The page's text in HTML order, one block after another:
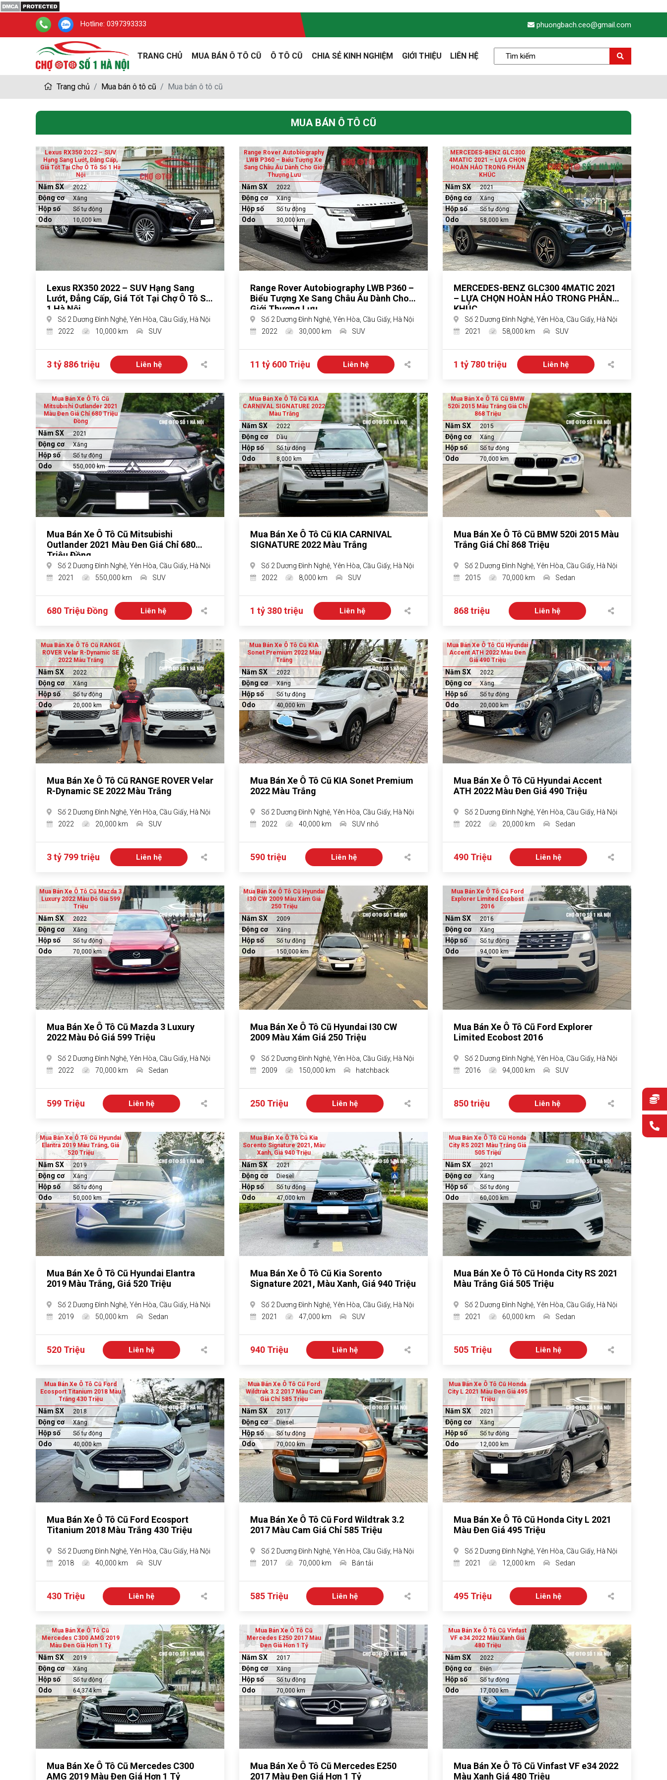
Hotline: 0397393333 phuongbach.ceo@gmail.com
TRANG CHỦ MUA BÁN Ô TÔ CŨ Ô TÔ CŨ CHIA SẺ KINH NGHIỆM GIỚI THIỆU LIÊN HỆ
Trang chủ Mua bán ô tô cũ Mua bán ô tô cũ
MUA BÁN Ô TÔ CŨ
Lexus RX350 2022 – SUV
Hạng Sang Lướt, Đẳng Cấp,
Giá Tốt Tại Chợ Ô Tô Số 1 Hà
Nội
Năm SX 2022
Động cơ Xăng
Hộp số Số tự động
Odo 10,000 km
Lexus RX350 2022 – SUV Hạng Sang
Lướt, Đẳng Cấp, Giá Tốt Tại Chợ Ô Tô Số
1 Hà Nội
Số 2 Dương Đình Nghệ, Yên Hòa, Cầu Giấy, Hà Nội
2022
10,000 km SUV
3 tỷ 886 triệu Liên hệ
Range Rover Autobiography
LWB P360 – Biểu Tượng Xe
Sang Châu Âu Dành Cho Giới
Thượng Lưu
Năm SX 2022
Động cơ Xăng
Hộp số Số tự động
Odo 30,000 km
Range Rover Autobiography LWB P360 –
Biểu Tượng Xe Sang Châu Âu Dành Cho
Giới Thượng Lưu
Số 2 Dương Đình Nghệ, Yên Hòa, Cầu Giấy, Hà Nội
2022
30,000 km SUV
11 tỷ 600 Triệu Liên hệ
MERCEDES-BENZ GLC300
4MATIC 2021 – LỰA CHỌN
HOÀN HẢO TRONG PHÂN
KHÚC
Năm SX 2021
Động cơ Xăng
Hộp số Số tự động
Odo 58,000 km
MERCEDES-BENZ GLC300 4MATIC 2021
– LỰA CHỌN HOÀN HẢO TRONG PHÂN
KHÚC
Số 2 Dương Đình Nghệ, Yên Hòa, Cầu Giấy, Hà Nội
2021
58,000 km SUV
1 tỷ 780 triệu Liên hệ
Mua Bán Xe Ô Tô Cũ
Mitsubishi Outlander 2021
Màu Đen Giá Chỉ 680 Triệu
Đồng
Năm SX 2021
Động cơ Xăng
Hộp số Số tự động
Odo 550,000 km
Mua Bán Xe Ô Tô Cũ Mitsubishi
Outlander 2021 Màu Đen Giá Chỉ 680
Triệu Đồng
Số 2 Dương Đình Nghệ, Yên Hòa, Cầu Giấy, Hà Nội
2021
550,000 km SUV
680 Triệu Đồng Liên hệ
Mua Bán Xe Ô Tô Cũ KIA
CARNIVAL SIGNATURE 2022
Màu Trắng
Năm SX 2022
Động cơ Dầu
Hộp số Số tự động
Odo 8,000 km
Mua Bán Xe Ô Tô Cũ KIA CARNIVAL
SIGNATURE 2022 Màu Trắng
Số 2 Dương Đình Nghệ, Yên Hòa, Cầu Giấy, Hà Nội
2022
8,000 km SUV
1 tỷ 380 triệu Liên hệ
Mua Bán Xe Ô Tô Cũ BMW
520i 2015 Màu Trắng Giá Chỉ
868 Triệu
Năm SX 2015
Động cơ Xăng
Hộp số Số tự động
Odo 70,000 km
Mua Bán Xe Ô Tô Cũ BMW 520i 2015 Màu
Trắng Giá Chỉ 868 Triệu
Số 2 Dương Đình Nghệ, Yên Hòa, Cầu Giấy, Hà Nội
2015
70,000 km Sedan
868 triệu Liên hệ
Mua Bán Xe Ô Tô Cũ RANGE
ROVER Velar R-Dynamic SE
2022 Màu Trắng
Năm SX 2022
Động cơ Xăng
Hộp số Số tự động
Odo 20,000 km
Mua Bán Xe Ô Tô Cũ RANGE ROVER Velar
R-Dynamic SE 2022 Màu Trắng
Số 2 Dương Đình Nghệ, Yên Hòa, Cầu Giấy, Hà Nội
2022
20,000 km SUV
3 tỷ 799 triệu Liên hệ
Mua Bán Xe Ô Tô Cũ KIA
Sonet Premium 2022 Màu
Trắng
Năm SX 2022
Động cơ Xăng
Hộp số Số tự động
Odo 40,000 km
Mua Bán Xe Ô Tô Cũ KIA Sonet Premium
2022 Màu Trắng
Số 2 Dương Đình Nghệ, Yên Hòa, Cầu Giấy, Hà Nội
2022
40,000 km SUV nhỏ
590 triệu Liên hệ
Mua Bán Xe Ô Tô Cũ Hyundai
Accent ATH 2022 Màu Đen
Giá 490 Triệu
Năm SX 2022
Động cơ Xăng
Hộp số Số tự động
Odo 20,000 km
Mua Bán Xe Ô Tô Cũ Hyundai Accent
ATH 2022 Màu Đen Giá 490 Triệu
Số 2 Dương Đình Nghệ, Yên Hòa, Cầu Giấy, Hà Nội
2022
20,000 km Sedan
490 Triệu Liên hệ
Mua Bán Xe Ô Tô Cũ Mazda 3
Luxury 2022 Màu Đỏ Giá 599
Triệu
Năm SX 2022
Động cơ Xăng
Hộp số Số tự động
Odo 70,000 km
Mua Bán Xe Ô Tô Cũ Mazda 3 Luxury
2022 Màu Đỏ Giá 599 Triệu
Số 2 Dương Đình Nghệ, Yên Hòa, Cầu Giấy, Hà Nội
2022
70,000 km Sedan
599 Triệu Liên hệ
Mua Bán Xe Ô Tô Cũ Hyundai
I30 CW 2009 Màu Xám Giá
250 Triệu
Năm SX 2009
Động cơ Xăng
Hộp số Số tự động
Odo 150,000 km
Mua Bán Xe Ô Tô Cũ Hyundai I30 CW
2009 Màu Xám Giá 250 Triệu
Số 2 Dương Đình Nghệ, Yên Hòa, Cầu Giấy, Hà Nội
2009
150,000 km hatchback
250 Triệu Liên hệ
Mua Bán Xe Ô Tô Cũ Ford
Explorer Limited Ecobost
2016
Năm SX 2016
Động cơ Xăng
Hộp số Số tự động
Odo 94,000 km
Mua Bán Xe Ô Tô Cũ Ford Explorer
Limited Ecobost 2016
Số 2 Dương Đình Nghệ, Yên Hòa, Cầu Giấy, Hà Nội
2016
94,000 km SUV
850 triệu Liên hệ
Mua Bán Xe Ô Tô Cũ Hyundai
Elantra 2019 Màu Trắng, Giá
520 Triệu
Năm SX 2019
Động cơ Xăng
Hộp số Số tự động
Odo 50,000 km
Mua Bán Xe Ô Tô Cũ Hyundai Elantra
2019 Màu Trắng, Giá 520 Triệu
Số 2 Dương Đình Nghệ, Yên Hòa, Cầu Giấy, Hà Nội
2019
50,000 km Sedan
520 Triệu Liên hệ
Mua Bán Xe Ô Tô Cũ Kia
Sorento Signature 2021, Màu
Xanh, Giá 940 Triệu
Năm SX 2021
Động cơ Diesel
Hộp số Số tự động
Odo 47,000 km
Mua Bán Xe Ô Tô Cũ Kia Sorento
Signature 2021, Màu Xanh, Giá 940 Triệu
Số 2 Dương Đình Nghệ, Yên Hòa, Cầu Giấy, Hà Nội
2021
47,000 km SUV
940 Triệu Liên hệ
Mua Bán Xe Ô Tô Cũ Honda
City RS 2021 Màu Trắng Giá
505 Triệu
Năm SX 2021
Động cơ Xăng
Hộp số Số tự động
Odo 60,000 km
Mua Bán Xe Ô Tô Cũ Honda City RS 2021
Màu Trắng Giá 505 Triệu
Số 2 Dương Đình Nghệ, Yên Hòa, Cầu Giấy, Hà Nội
2021
60,000 km Sedan
505 Triệu Liên hệ
Mua Bán Xe Ô Tô Cũ Ford
Ecosport Titanium 2018 Màu
Trắng 430 Triệu
Năm SX 2018
Động cơ Xăng
Hộp số Số tự động
Odo 40,000 km
Mua Bán Xe Ô Tô Cũ Ford Ecosport
Titanium 2018 Màu Trắng 430 Triệu
Số 2 Dương Đình Nghệ, Yên Hòa, Cầu Giấy, Hà Nội
2018
40,000 km SUV
430 Triệu Liên hệ
Mua Bán Xe Ô Tô Cũ Ford
Wildtrak 3.2 2017 Màu Cam
Giá Chỉ 585 Triệu
Năm SX 2017
Động cơ Diesel
Hộp số Số tự động
Odo 70,000 km
Mua Bán Xe Ô Tô Cũ Ford Wildtrak 3.2
2017 Màu Cam Giá Chỉ 585 Triệu
Số 2 Dương Đình Nghệ, Yên Hòa, Cầu Giấy, Hà Nội
2017
70,000 km Bán tải
585 Triệu Liên hệ
Mua Bán Xe Ô Tô Cũ Honda
City L 2021 Màu Đen Giá 495
Triệu
Năm SX 2021
Động cơ Xăng
Hộp số Số tự động
Odo 12,000 km
Mua Bán Xe Ô Tô Cũ Honda City L 2021
Màu Đen Giá 495 Triệu
Số 2 Dương Đình Nghệ, Yên Hòa, Cầu Giấy, Hà Nội
2021
12,000 km Sedan
495 Triệu Liên hệ
Mua Bán Xe Ô Tô Cũ
Mercedes C300 AMG 2019
Màu Đen Giá Hơn 1 Tỷ
Năm SX 2019
Động cơ Xăng
Hộp số Số tự động
Odo 64,374 km
Mua Bán Xe Ô Tô Cũ Mercedes C300
AMG 2019 Màu Đen Giá Hơn 1 Tỷ
Mua Bán Xe Ô Tô Cũ
Mercedes E250 2017 Màu
Đen Giá Hơn 1 Tỷ
Năm SX 2017
Động cơ Xăng
Hộp số Số tự động
Odo 70,000 km
Mua Bán Xe Ô Tô Cũ Mercedes E250
2017 Màu Đen Giá Hơn 1 Tỷ
Mua Bán Xe Ô Tô Cũ Vinfast
VF e34 2022 Màu Xanh Giá
480 Triệu
Năm SX 2022
Động cơ Điện
Hộp số Số tự động
Odo 17,000 km
Mua Bán Xe Ô Tô Cũ Vinfast VF e34 2022
Màu Xanh Giá 480 Triệu